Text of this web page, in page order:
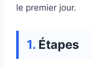
le premier jour.
Étapes